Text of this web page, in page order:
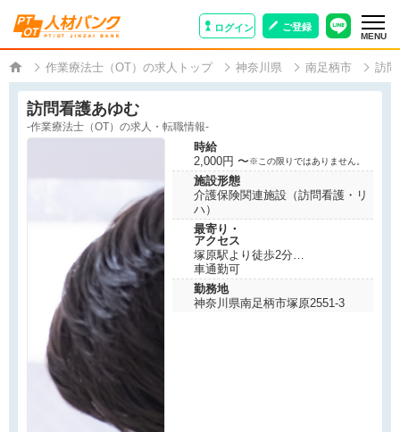
ログイン ご登録
MENU
作業療法士（OT）の求人トップ 神奈川県 南足柄市 訪
訪問看護あゆむ
-作業療法士（OT）の求人・転職情報-
時給
2,000円 〜※この限りではありません。
施設形態
介護保険関連施設（訪問看護・リ
ハ）
最寄り・
アクセス
塚原駅より徒歩2分
車通勤可
勤務地
神奈川県南足柄市塚原2551-3